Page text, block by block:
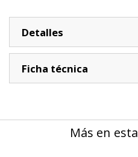
Detalles
Ficha técnica
Más en esta